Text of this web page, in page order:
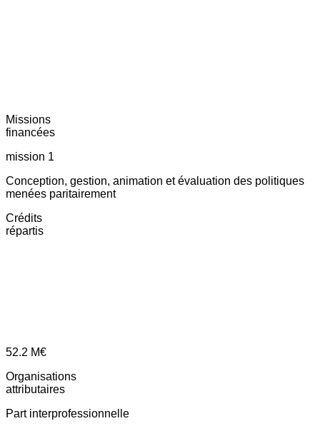
Missions
financées
mission 1
Conception, gestion, animation et évaluation des politiques
menées paritairement
Crédits
répartis
52.2 M€
Organisations
attributaires
Part interprofessionnelle